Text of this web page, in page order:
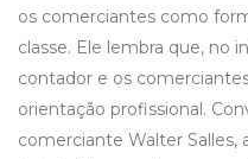
os comerciantes como
classe. Ele lembra que, no
contador e os
orientação profissional.
comerciante Walter Salles,